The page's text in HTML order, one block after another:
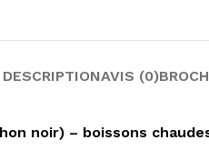
DESCRIPTIONAVIS (0)
noir) – boissons